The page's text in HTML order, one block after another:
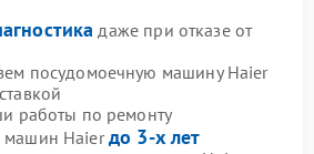
даже при отказе от
посудомоечную машину Haier
работы по ремонту
машин Haierдо 3-х лет